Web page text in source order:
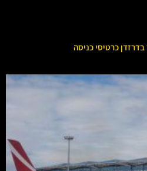
בדרזדן כרטיסי כניסה